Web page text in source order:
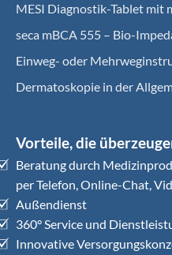
MESI Diagnostik-Tablet mit
seca mBCA 555 – Bio-
Einweg- oder
Dermatoskopie in der
Vorteile, die
Beratung durch
per Telefon, Online-Chat,
Außendienst
360° Service und
Innovative